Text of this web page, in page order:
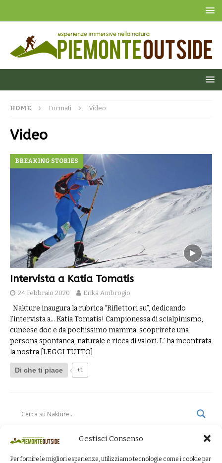
Gestisci Consenso
Per fornire le migliori esperienze, utilizziamo tecnologie come i cookie per
HOME Formati Video
Video
BREAKING STORIES
Intervista a Katia Tomatis
24 Febbraio 2020 Erika Ambrogio
Nakture inaugura la rubrica “Riflettori su”, dedicando
l’intervista a… Katia Tomatis! Campionessa di scialpinismo,
cuneese doc e da pochissimo mamma: scoprirete una
persona spontanea, naturale e ricca di valori. L’ ha incontrata
la nostra [LEGGI TUTTO]
Di che ti piace +1